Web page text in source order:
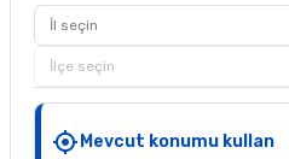
İl seçin
İlçe seçin
Mevcut konumu kullan